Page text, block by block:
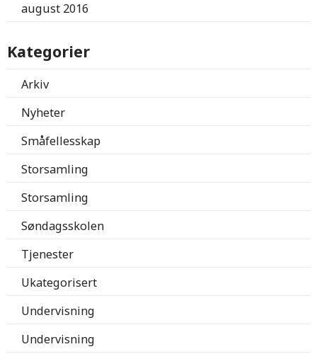
august 2016
Kategorier
Arkiv
Nyheter
Småfellesskap
Storsamling
Storsamling
Søndagsskolen
Tjenester
Ukategorisert
Undervisning
Undervisning